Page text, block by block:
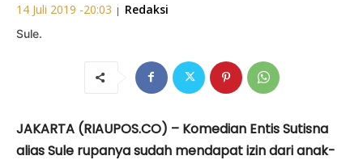
14 Juli 2019 -20:03 | Redaksi
Sule.
JAKARTA (RIAUPOS.CO) – Komedian Entis Sutisna
alias Sule rupanya sudah mendapat izin dari anak-